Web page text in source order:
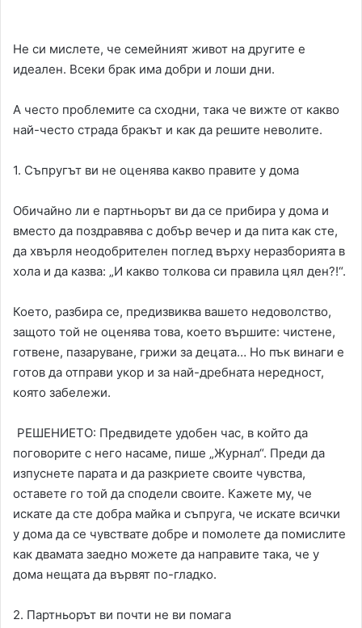
Не си мислете, че семейният живот на другите е
идеален. Всеки брак има добри и лоши дни.
А често проблемите са сходни, така че вижте от какво
най-често страда бракът и как да решите неволите.
1. Съпругът ви не оценява какво правите у дома
Обичайно ли е партньорът ви да се прибира у дома и
вместо да поздравява с добър вечер и да пита как сте,
да хвърля неодобрителен поглед върху неразборията в
хола и да казва: „И какво толкова си правила цял ден?!“.
Което, разбира се, предизвиква вашето недоволство,
защото той не оценява това, което вършите: чистене,
готвене, пазаруване, грижи за децата… Но пък винаги е
готов да отправи укор и за най-дребната нередност,
която забележи.
РЕШЕНИЕТО: Предвидете удобен час, в който да
поговорите с него насаме, пише „Жypнaл“. Преди да
изпуснете парата и да разкриете своите чувства,
оставете го той да сподели своите. Кажете му, че
искате да сте добра майка и съпруга, че искате всички
у дома да се чувствате добре и помолете да помислите
как двамата заедно можете да направите така, че у
дома нещата да вървят по-гладко.
2. Партньорът ви почти не ви помага